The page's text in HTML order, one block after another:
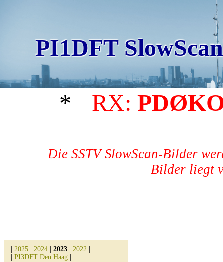
PI1DFT
* RX:
Die SSTV SlowScan-Bilder
Bilder liegt
2025 2024 2023 2022
PI3DFT Den Haag